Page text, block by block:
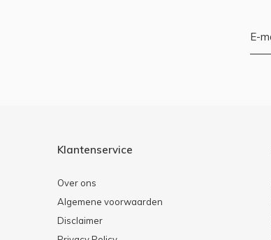
Klantenservice
Over ons
Algemene voorwaarden
Disclaimer